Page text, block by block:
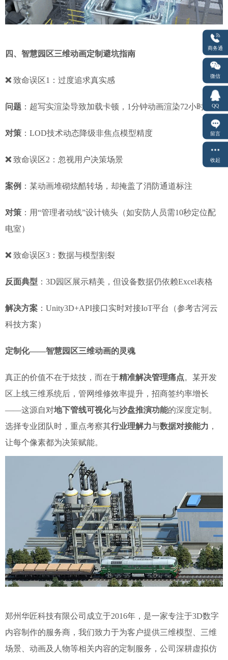
四、智慧园区三维动画定制避坑指南
❌致命误区1：过度追求真实感
问题 ：超写实渲染导致加载卡顿，1分钟动画渲染72小时
对策 ：LOD技术动态降级非焦点模型精度
❌致命误区2：忽视用户决策场景
案例 ：某动画堆砌炫酷转场，却掩盖了消防通道标注
对策 ：用“管理者动线”设计镜头（如安防人员需10秒定位配
电室）
❌致命误区3：数据与模型割裂
反面典型 ：3D园区展示精美，但设备数据仍依赖Excel表格
解决方案 ：Unity3D+API接口实时对接IoT平台（参考古河云
科技方案）
定制化——智慧园区三维动画的灵魂
真正的价值不在于炫技，而在于精准解决管理痛点。某开发
区上线三维系统后，管网维修效率提升，招商签约率增长
——这源自对地下管线可视化与沙盘推演功能的深度定制。
选择专业团队时，重点考察其行业理解力与数据对接能力 ，
让每个像素都为决策赋能。
郑州华匠科技有限公司成立于2016年，是一家专注于3D数字
内容制作的服务商，我们致力于为客户提供三维模型、三维
场景、动画及人物等相关内容的定制服务，公司深耕虚拟仿
商务通
微信
QQ
留言
收起